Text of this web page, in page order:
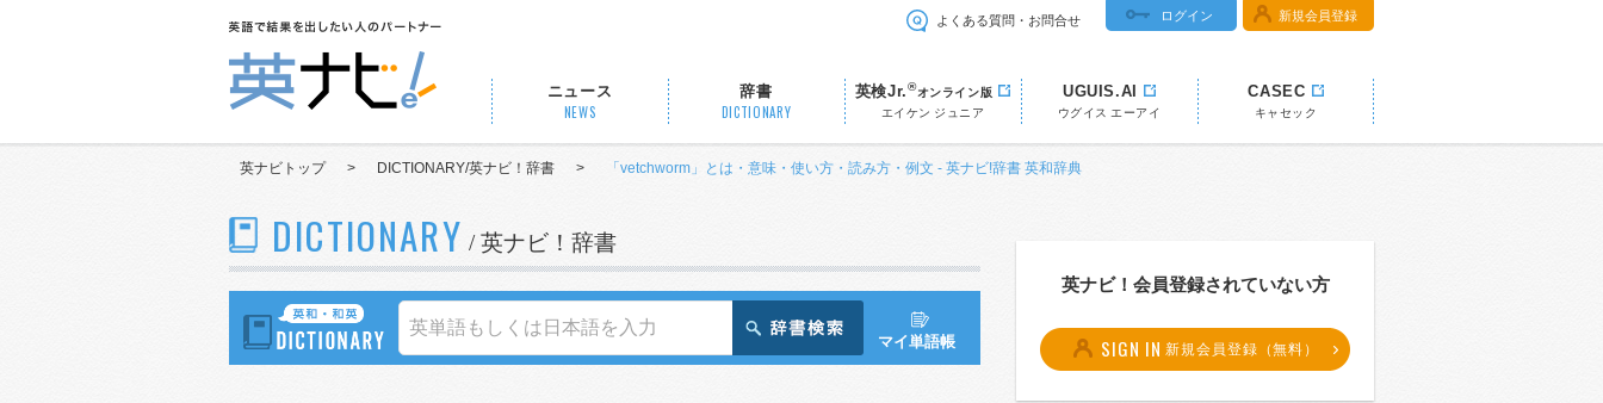
よくある質問・お問合せ ログイン 新規会員登録
ニュース
NEWS
辞書
DICTIONARY
英検Jr.®オンライン版
エイケン ジュニア
UGUIS.AI
ウグイス エーアイ
CASEC
キャセック
英ナビトップ > DICTIONARY/英ナビ！辞書 > 「vetchworm」とは・意味・使い方・読み方・例文 - 英ナビ!辞書 英和辞典
DICTIONARY / 英ナビ！辞書
マイ単語帳
英ナビ！会員登録されていない方
SIGN IN 新規会員登録（無料）